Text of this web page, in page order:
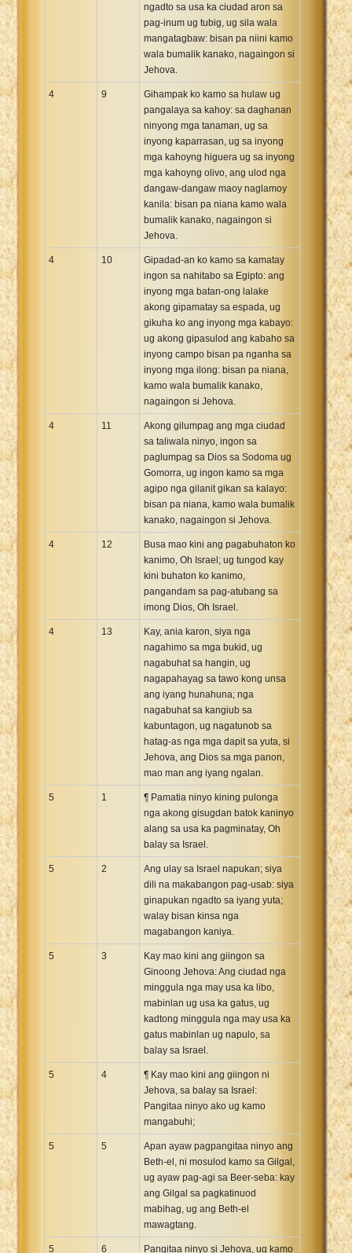
ngadto sa usa ka ciudad aron sa
pag-inum ug tubig, ug sila wala
mangatagbaw: bisan pa niini kamo
wala bumalik kanako, nagaingon si
Jehova.
4 9
Gihampak ko kamo sa hulaw ug
pangalaya sa kahoy: sa daghanan
ninyong mga tanaman, ug sa
inyong kaparrasan, ug sa inyong
mga kahoyng higuera ug sa inyong
mga kahoyng olivo, ang ulod nga
dangaw-dangaw maoy naglamoy
kanila: bisan pa niana kamo wala
bumalik kanako, nagaingon si
Jehova.
4 10
Gipadad-an ko kamo sa kamatay
ingon sa nahitabo sa Egipto: ang
inyong mga batan-ong lalake
akong gipamatay sa espada, ug
gikuha ko ang inyong mga kabayo:
ug akong gipasulod ang kabaho sa
inyong campo bisan pa nganha sa
inyong mga ilong: bisan pa niana,
kamo wala bumalik kanako,
nagaingon si Jehova.
4 11
Akong gilumpag ang mga ciudad
sa taliwala ninyo, ingon sa
paglumpag sa Dios sa Sodoma ug
Gomorra, ug ingon kamo sa mga
agipo nga gilanit gikan sa kalayo:
bisan pa niana, kamo wala bumalik
kanako, nagaingon si Jehova.
4 12
Busa mao kini ang pagabuhaton ko
kanimo, Oh Israel; ug tungod kay
kini buhaton ko kanimo,
pangandam sa pag-atubang sa
imong Dios, Oh Israel.
4 13
Kay, ania karon, siya nga
nagahimo sa mga bukid, ug
nagabuhat sa hangin, ug
nagapahayag sa tawo kong unsa
ang iyang hunahuna; nga
nagabuhat sa kangiub sa
kabuntagon, ug nagatunob sa
hatag-as nga mga dapit sa yuta, si
Jehova, ang Dios sa mga panon,
mao man ang iyang ngalan.
5 1
¶ Pamatia ninyo kining pulonga
nga akong gisugdan batok kaninyo
alang sa usa ka pagminatay, Oh
balay sa Israel.
5 2
Ang ulay sa Israel napukan; siya
dili na makabangon pag-usab: siya
ginapukan ngadto sa iyang yuta;
walay bisan kinsa nga
magabangon kaniya.
5 3
Kay mao kini ang giingon sa
Ginoong Jehova: Ang ciudad nga
minggula nga may usa ka libo,
mabinlan ug usa ka gatus, ug
kadtong minggula nga may usa ka
gatus mabinlan ug napulo, sa
balay sa Israel.
5 4
¶ Kay mao kini ang giingon ni
Jehova, sa balay sa Israel:
Pangitaa ninyo ako ug kamo
mangabuhi;
5 5
Apan ayaw pagpangitaa ninyo ang
Beth-el, ni mosulod kamo sa Gilgal,
ug ayaw pag-agi sa Beer-seba: kay
ang Gilgal sa pagkatinuod
mabihag, ug ang Beth-el
mawagtang.
5 6 Pangitaa ninyo si Jehova, ug kamo